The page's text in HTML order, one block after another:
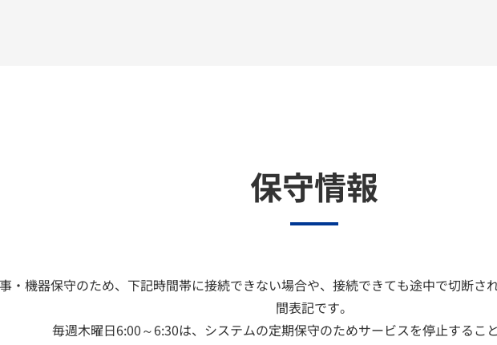
保守情報
・機器保守のため、下記時間帯に接続できない場合や、接続できても途中で切断さ
間表記です。
毎週木曜日6:00～6:30は、システムの定期保守のためサービスを停止するこ